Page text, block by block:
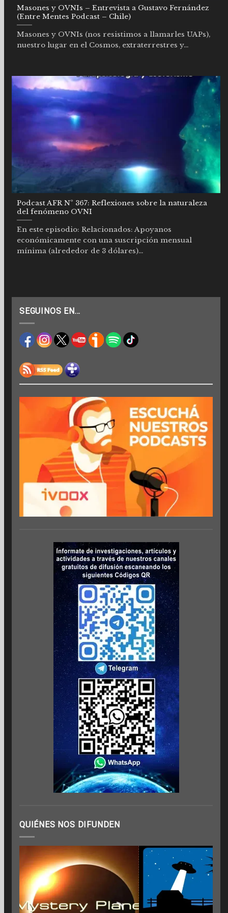
Masones y OVNIs – Entrevista a Gustavo Fernández
(Entre Mentes Podcast – Chile)
Masones y OVNIs (nos resistimos a llamarles UAPs),
nuestro lugar en el Cosmos, extraterrestres y...
Podcast AFR Nº 367: Reflexiones sobre la naturaleza
del fenómeno OVNI
En este episodio: Relacionados: Apoyanos
económicamente con una suscripción mensual
mínima (alrededor de 3 dólares)...
SEGUINOS EN…
QUIÉNES NOS DIFUNDEN